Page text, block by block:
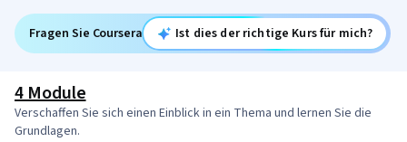
Fragen Sie Coursera Ist dies der richtige Kurs für mich?
4 Module
Verschaffen Sie sich einen Einblick in ein Thema und lernen Sie die
Grundlagen.